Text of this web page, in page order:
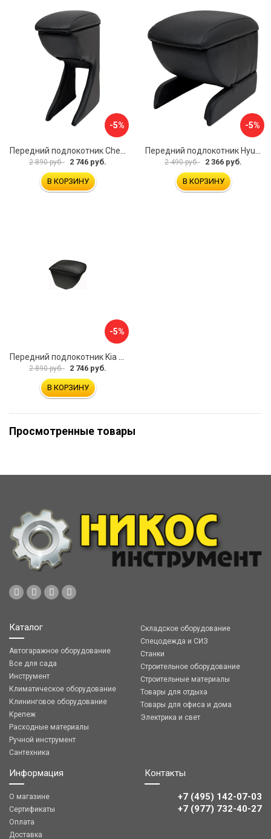
-5%
2 890 руб. 2 746 руб.
В КОРЗИНУ
-5%
2 490 руб. 2 366 руб.
В КОРЗИНУ
-5%
2 890 руб. 2 746 руб.
В КОРЗИНУ
Просмотренные товары
Каталог
Автогаражное оборудование
Все для сада
Инструмент
Климатическое оборудование
Клининговое оборудование
Крепеж
Расходные материалы
Ручной инструмент
Сантехника
Складское оборудование
Спецодежда и СИЗ
Станки
Строительное оборудование
Строительные материалы
Товары для отдыха
Товары для офиса и дома
Электрика и свет
Информация
О магазине
Сертификаты
Оплата
Доставка
Контакты
+7 (495) 142-07-03
‎‎+7 (977) 732-40-27